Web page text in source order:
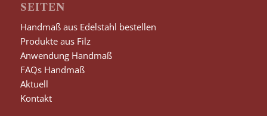
SEITEN
Handmaß aus Edelstahl bestellen
Produkte aus Filz
Anwendung Handmaß
FAQs Handmaß
Aktuell
Kontakt